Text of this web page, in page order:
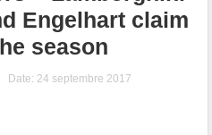
Engelhart claim
season
Date: 24 septembre 2017